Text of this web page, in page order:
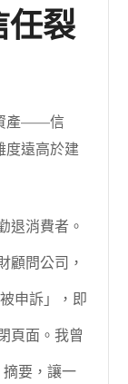
裂
產——信
度遠高於建
退消費者。
顧問公司，
申訴」，即
頁面。我曾
要，讓一